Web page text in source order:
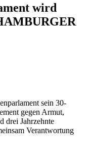
wird
sein 30-
gegen Armut,
drei Jahrzehnte
Verantwortung